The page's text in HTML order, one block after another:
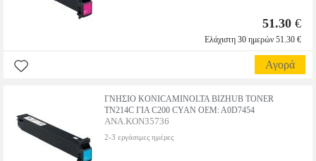
51.30 €
Ελάχιστη 30 ημερών 51.30 €
Αγορά
ΓΝΗΣΙΟ KONICAMINOLTA BIZHUB TONER
TN214C ΓΙΑ C200 CYAN OEM: A0D7454
ANA.KON35736
2-3 εργάσιμες ημέρες